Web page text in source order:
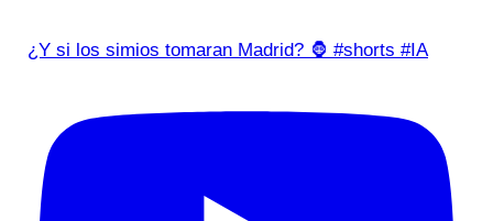
¿Y si los simios tomaran Madrid? 🦍 #shorts #IA